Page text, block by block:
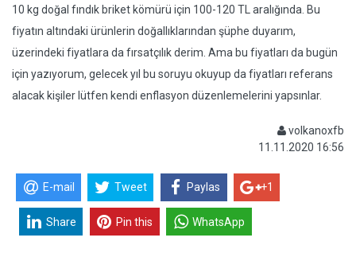
10 kg doğal fındık briket kömürü için 100-120 TL aralığında. Bu
fiyatın altındaki ürünlerin doğallıklarından şüphe duyarım,
üzerindeki fiyatlara da fırsatçılık derim. Ama bu fiyatları da bugün
için yazıyorum, gelecek yıl bu soruyu okuyup da fiyatları referans
alacak kişiler lütfen kendi enflasyon düzenlemelerini yapsınlar.
volkanoxfb
11.11.2020 16:56
E-mail Tweet Paylas +1
Share Pin this WhatsApp